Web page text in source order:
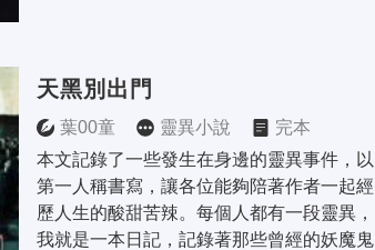
天黑別出門
葉00童 靈異小說
完本
本文記錄了一些發生在身邊的靈異事件，以
第一人稱書寫，讓各位能夠陪著作者一起經
歷人生的酸甜苦辣。每個人都有一段靈異，
我就是一本日記，記錄著那些曾經的妖魔鬼